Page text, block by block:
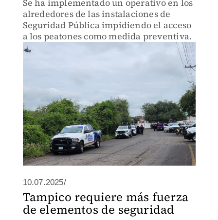
Se ha implementado un operativo en los
alrededores de las instalaciones de
Seguridad Pública impidiendo el acceso
a los peatones como medida preventiva.
10.07.2025/
Tampico requiere más fuerza
de elementos de seguridad